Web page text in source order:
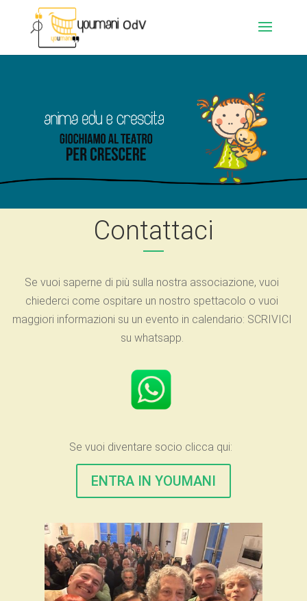
Contattaci
Se vuoi saperne di più sulla nostra associazione, vuoi
chiederci come ospitare un nostro spettacolo o vuoi
maggiori informazioni su un evento in calendario: SCRIVICI
su whatsapp.
Se vuoi diventare socio clicca qui:
ENTRA IN YOUMANI